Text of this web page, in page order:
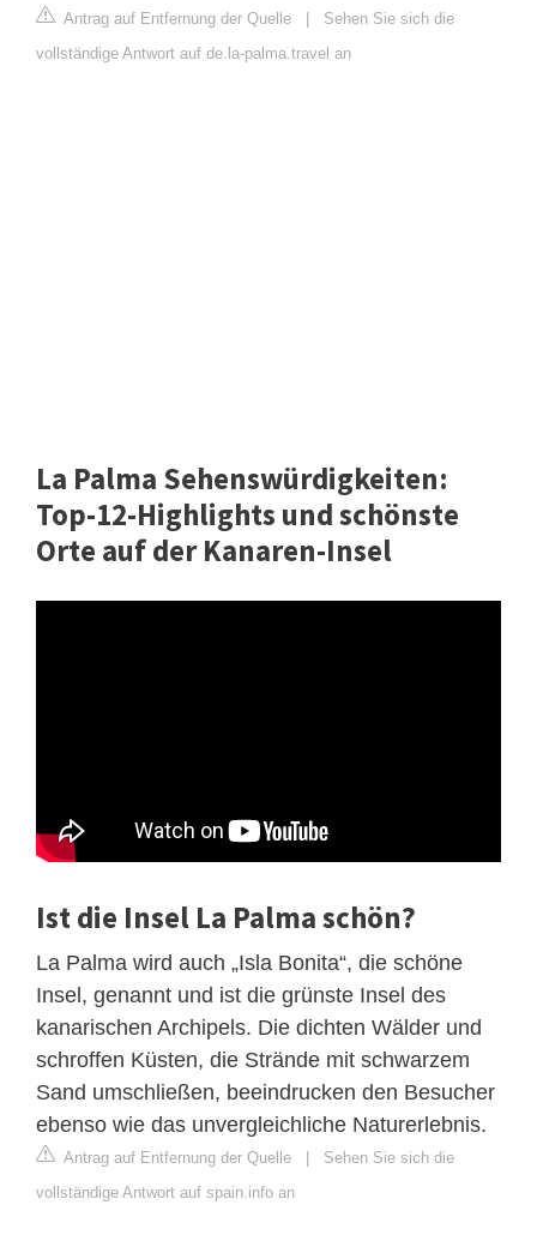
Antrag auf Entfernung der Quelle
Sehen Sie sich die
vollständige Antwort auf de.la-palma.travel an
La Palma Sehenswürdigkeiten:
Top-12-Highlights und schönste
Orte auf der Kanaren-Insel
Ist die Insel La Palma schön?
La Palma wird auch „Isla Bonita“, die schöne
Insel, genannt und ist die grünste Insel des
kanarischen Archipels. Die dichten Wälder und
schroffen Küsten, die Strände mit schwarzem
Sand umschließen, beeindrucken den Besucher
ebenso wie das unvergleichliche Naturerlebnis.
Antrag auf Entfernung der Quelle | Sehen Sie sich die
vollständige Antwort auf spain.info an